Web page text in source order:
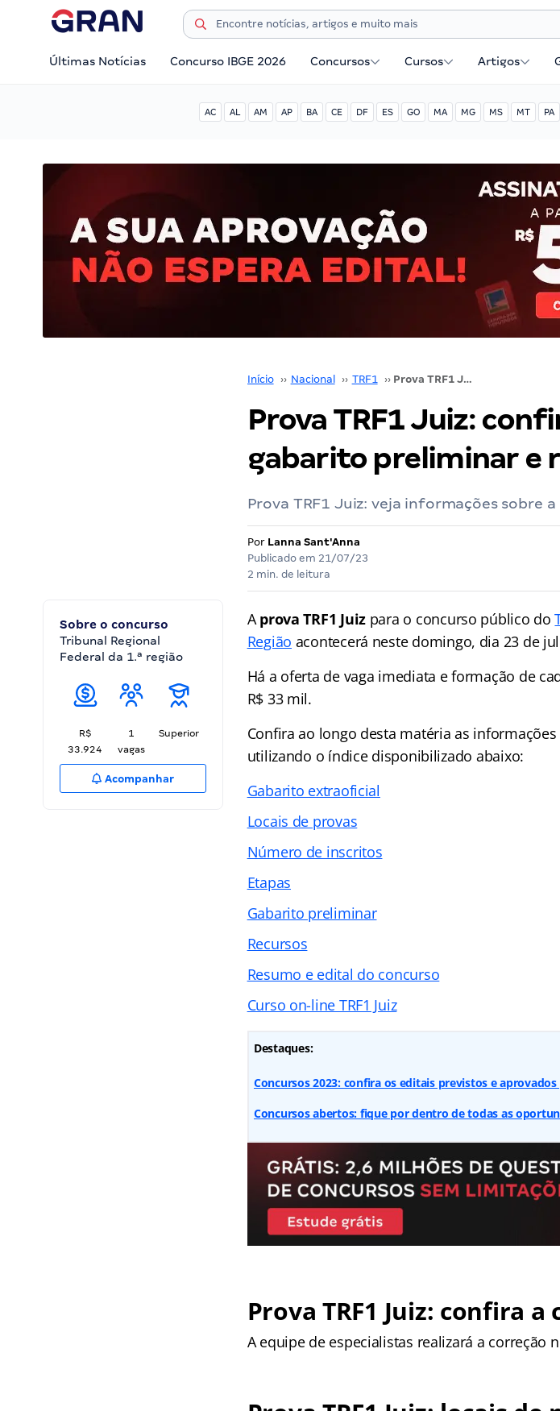
Últimas Notícias Concurso IBGE 2026 Concursos Cursos Artigos
AC AL AM AP BA CE DF ES GO MA MG MS MT PA
Início ›› Nacional ›› TRF1 ›› Prova TRF1 Juiz: confira a correção, gabarito preliminar e recursos
Prova TRF1 Juiz:
gabarito preliminar e
Prova TRF1 Juiz: veja informações sobre
Por Lanna Sant'Anna
Publicado em 21/07/23
2 min. de leitura
Sobre o concurso
Tribunal Regional
Federal da 1.ª região
R$
33.924
1
vagas
Superior
Acompanhar
Aprova TRF1 Juiz para o concurso público do
Região acontecerá neste domingo, dia 23 de
Há a oferta de vaga imediata e formação de
R$ 33 mil.
Confira ao longo desta matéria as
utilizando o índice disponibilizado abaixo:
Gabarito extraoficial
Locais de provas
Número de inscritos
Etapas
Gabarito preliminar
Recursos
Resumo e edital do concurso
Curso on-line TRF1 Juiz
Destaques:
Concursos 2023: confira os editais previstos e
Concursos abertos: fique por dentro de todas as
Prova TRF1 Juiz: confira a
A equipe de especialistas realizará a correção